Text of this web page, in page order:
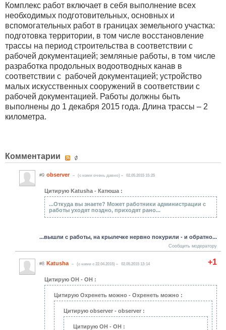
Комплекс работ включает в себя выполнение всех
необходимых подготовительных, основных и
вспомогательных работ в границах земельного участка:
подготовка территории, в том числе восстановление
трассы на период строительства в соответствии с
рабочей документацией; земляные работы, в том числе
разработка продольных водоотводных канав в
соответствии с рабочей документацией; устройство
малых искусственных сооружений в соответствии с
рабочей документацией. Работы должны быть
выполнены до 1 декабря 2015 года. Длина трассы – 2
километра.
Комментарии
#9 observer (c нами очень давно) 02.05.2015 15:25
Цитирую Katusha - Катюша :
...Откуда вы знаете? Может работники администрации с
работы уходят поздно, приходят рано...
...вышли с работы, на крылечке нервно покурили - и обратно...
Сообщить модератору
+1
#8 Katusha (c нами с 22.04.2015) 02.05.2015 13:14
Цитирую ОН - ОН :
Цитирую Охренеть можно - Охренеть можно :
Цитирую observer - observer :
Цитирую ОН - ОН :